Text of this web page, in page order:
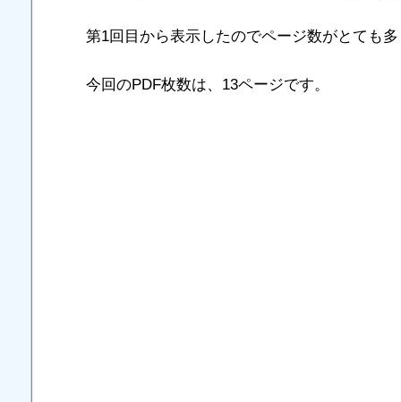
第1回目から表示したのでページ数がとても
今回のPDF枚数は、13ページです。